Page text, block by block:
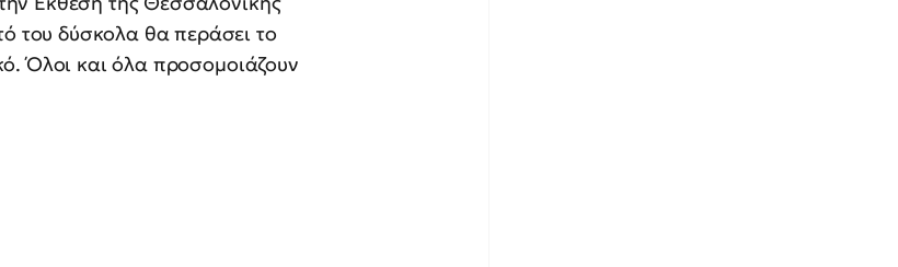
του δύσκολα θα περάσει το
Όλοι και όλα προσομοιάζουν